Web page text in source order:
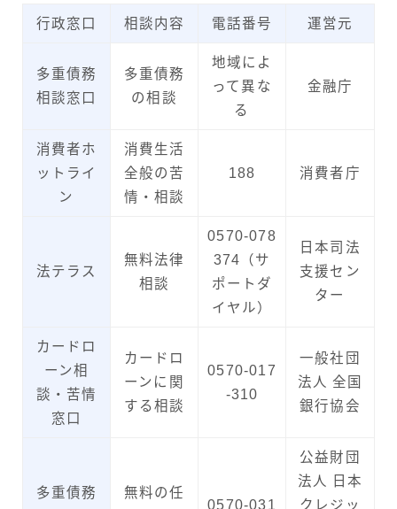
行政窓口 相談内容 電話番号 運営元
多重債務
相談窓口
多重債務
の相談
地域によ
って異な
る
金融庁
消費者ホ
ットライ
ン
消費生活
全般の苦
情・相談
188 消費者庁
法テラス
無料法律
相談
0570-078
374（サ
ポートダ
イヤル）
日本司法
支援セン
ター
カードロ
ーン相
談・苦情
窓口
カードロ
ーンに関
する相談
0570-017
-310
一般社団
法人 全国
銀行協会
多重債務
無料の任
0570-031
公益財団
法人 日本
クレジッ